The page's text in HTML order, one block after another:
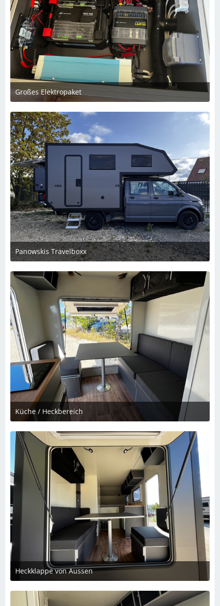
Großes Elektropaket
5. Dezember 2023 um 22:28
Panowskis Travelboxx
5. Dezember 2023 um 22:28
Küche / Heckbereich
5. Dezember 2023 um 22:28
Heckklappe von Aussen
5. Dezember 2023 um 22:28